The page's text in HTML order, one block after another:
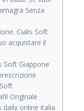
Senza
Cialis Soft
acquistare il
Soft Giappone
Originale
daily online italia